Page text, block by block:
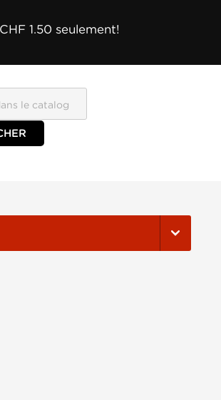
1.50 seulement!